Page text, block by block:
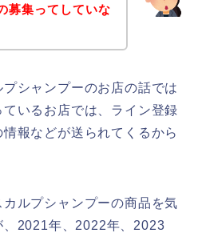
募集ってしていな
シャンプーのお店の話では
いるお店では、ライン登録
報などが送られてくるから
ルプシャンプーの商品を気
、2021年、2022年、2023